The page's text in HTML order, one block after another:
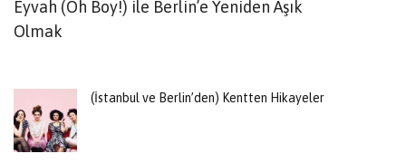
Eyvah (Oh Boy!) ile Berlin’e Yeniden Âşık
Olmak
(İstanbul ve Berlin’den) Kentten Hikayeler